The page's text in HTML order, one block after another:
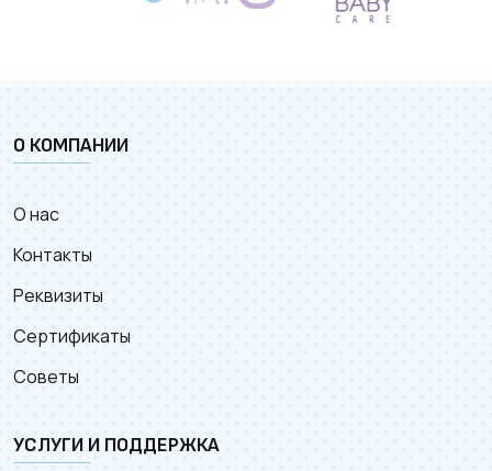
наблюдения и выбора качественного товара риск
О КОМПАНИИ
О нас
Контакты
Реквизиты
Сертификаты
Советы
УСЛУГИ И ПОДДЕРЖКА